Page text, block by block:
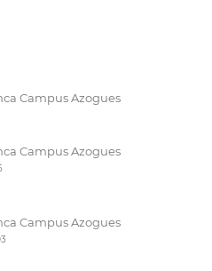
Campus Azogues
Campus Azogues
Campus Azogues